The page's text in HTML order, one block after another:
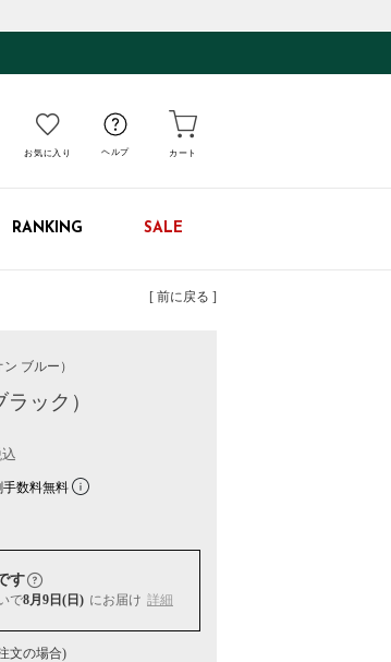
お気に入り ヘルプ カート
RANKING SALE
[ 前に戻る ]
ン ブルー）
ック）
数料無料
す
で8月9日(日) にお届け 詳細
文の場合)